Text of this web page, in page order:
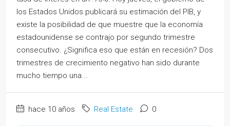
los Estados Unidos publicará su estimación del PIB, y
existe la posibilidad de que muestre que la economía
estadounidense se contrajo por segundo trimestre
consecutivo. ¿Significa eso que están en recesión? Dos
trimestres de crecimiento negativo han sido durante
mucho tiempo una...
hace 10 años Real Estate 0